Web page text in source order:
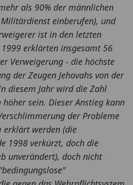
als 90% der männlichen
einberufen), und
ist in den letzten
erklärten insgesamt 56
Verweigerung - die höchste
der Zeugen Jehovahs von der
diesem Jahr wird die Zahl
sein. Dieser Anstieg kann
der Probleme
erklärt werden (die
1998 verkürzt, doch die
unverändert), doch nicht